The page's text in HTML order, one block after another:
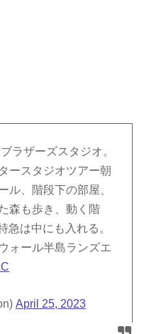
ラザーズスタジオ。
ースタジオツアー朝
ル、階段下の部屋、
森も歩き、動く階
急は中にも入れる。
ォール半島ランズエ
April 25, 2023